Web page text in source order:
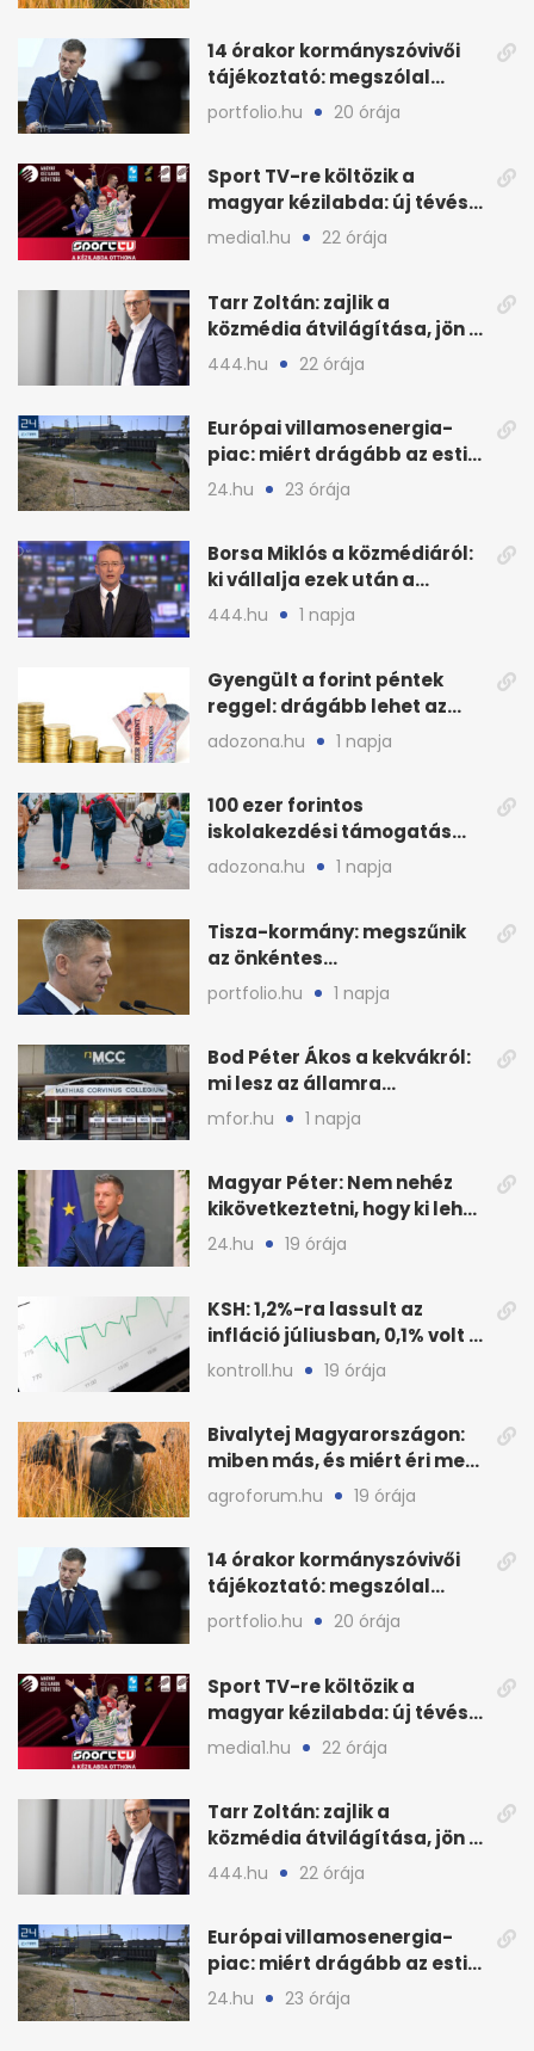
14 órakor kormányszóvivői
tájékoztató: megszólal
Magyar Péter is
portfolio.hu 20 órája
Sport TV-re költözik a
magyar kézilabda: új tévés
megállapodás
media1.hu 22 órája
Tarr Zoltán: zajlik a
közmédia átvilágítása, jön a
nyilvános véleményezés
444.hu 22 órája
Európai villamosenergia-
piac: miért drágább az esti
áram Magyarországon
24.hu 23 órája
Borsa Miklós a közmédiáról:
ki vállalja ezek után a
munkát?
444.hu 1 napja
Gyengült a forint péntek
reggel: drágább lehet az
euró és a dollár
adozona.hu 1 napja
100 ezer forintos
iskolakezdési támogatás
2026 őszén: adózás,
munkáltatói plusz
adozona.hu 1 napja
Tisza-kormány: megszűnik
az önkéntes
fogyasztáscsökkentés
portfolio.hu 1 napja
Bod Péter Ákos a kekvákról:
mi lesz az államra
visszaszálló vagyonnal?
mfor.hu 1 napja
Magyar Péter: Nem nehéz
kikövetkeztetni, hogy ki lehet
a három jelölt
24.hu 19 órája
KSH: 1,2%-ra lassult az
infláció júliusban, 0,1% volt a
havi áresés
kontroll.hu 19 órája
Bivalytej Magyarországon:
miben más, és miért éri meg
feldolgozni?
agroforum.hu 19 órája
14 órakor kormányszóvivői
tájékoztató: megszólal
Magyar Péter is
portfolio.hu 20 órája
Sport TV-re költözik a
magyar kézilabda: új tévés
megállapodás
media1.hu 22 órája
Tarr Zoltán: zajlik a
közmédia átvilágítása, jön a
nyilvános véleményezés
444.hu 22 órája
Európai villamosenergia-
piac: miért drágább az esti
áram Magyarországon
24.hu 23 órája